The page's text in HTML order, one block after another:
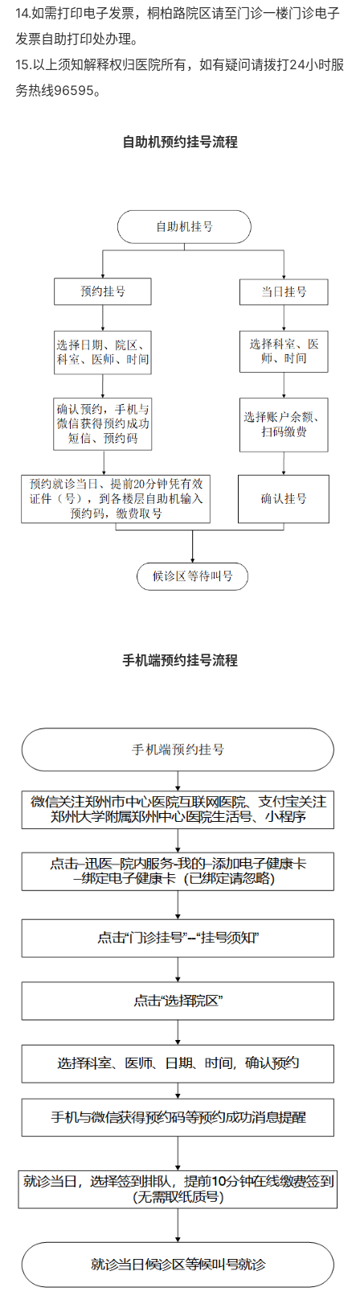
14.如需打印电子发票，桐柏路院区请至门诊一楼门诊电子
发票自助打印处办理。
15.以上须知解释权归医院所有，如有疑问请拨打24小时服
务热线96595。
自助机预约挂号流程
手机端预约挂号流程